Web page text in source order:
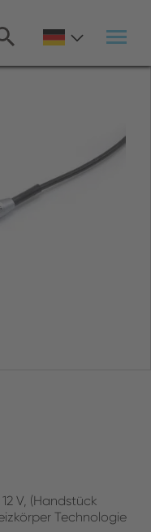
V, (Handstück
Technologie